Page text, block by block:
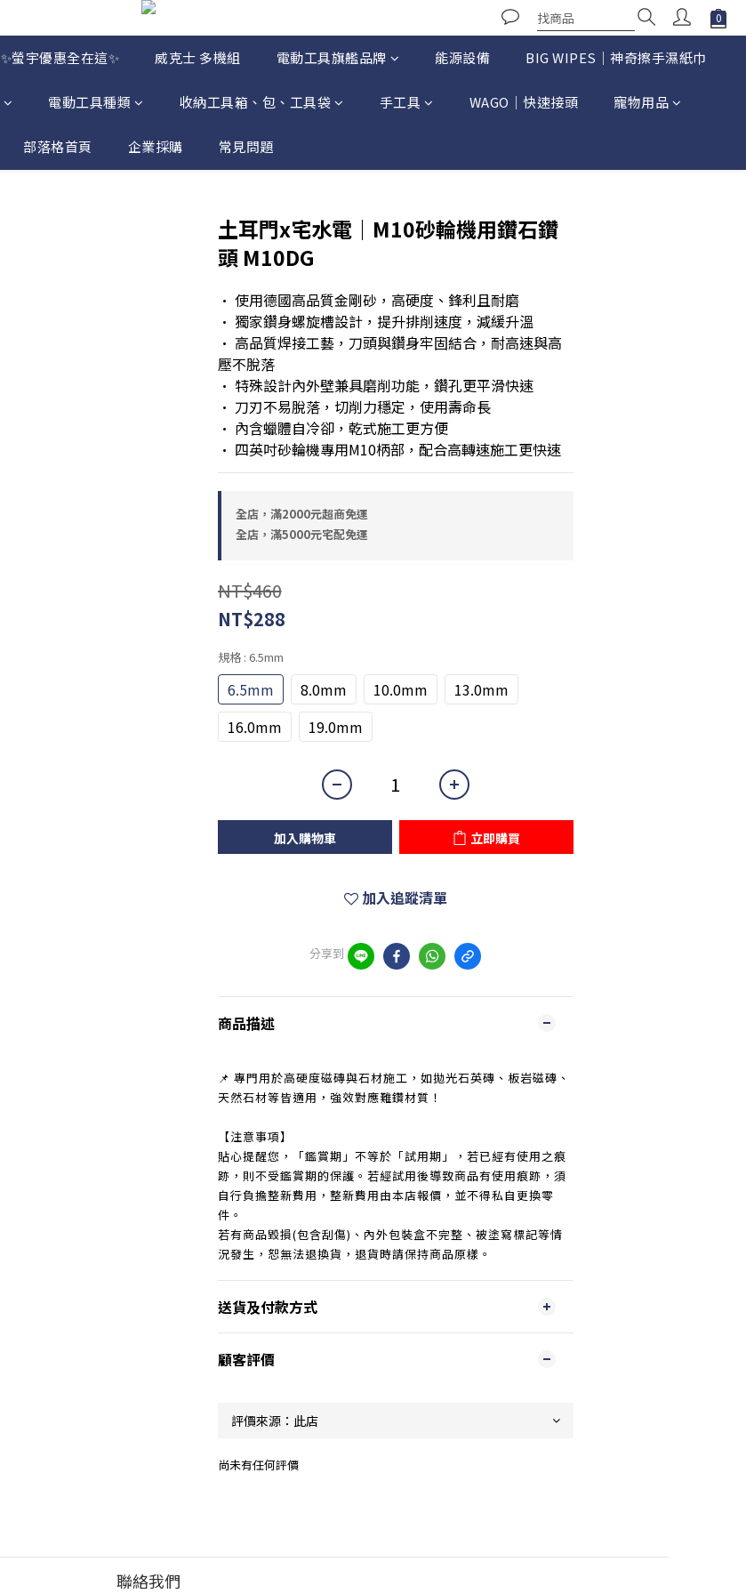
✨螢宇優惠全在這✨ 威克士 多機組 電動工具旗艦品牌 能源設備 BIG WIPES｜神奇擦手濕紙巾
電動工具種類 收納工具箱、包、工具袋 手工具 WAGO｜快速接頭 寵物用品
部落格首頁 企業採購 常見問題
土耳門x宅水電｜M10砂輪機用鑽石鑽
頭 M10DG
• 使用德國高品質金剛砂，高硬度、鋒利且耐磨
• 獨家鑽身螺旋槽設計，提升排削速度，減緩升溫
• 高品質焊接工藝，刀頭與鑽身牢固結合，耐高速與高
壓不脫落
• 特殊設計內外壁兼具磨削功能，鑽孔更平滑快速
• 刀刃不易脫落，切削力穩定，使用壽命長
• 內含蠟體自冷卻，乾式施工更方便
• 四英吋砂輪機專用M10柄部，配合高轉速施工更快速
全店，滿2000元超商免運
全店，滿5000元宅配免運
NT$460
NT$288
規格 : 6.5mm
6.5mm 8.0mm 10.0mm
13.0mm
16.0mm
19.0mm
加入購物車 立即購買
加入追蹤清單
分享到
商品描述
📌 專門用於高硬度磁磚與石材施工，如拋光石英磚、板岩磁磚、
天然石材等皆適用，強效對應難鑽材質！
【注意事項】
貼心提醒您，「鑑賞期」不等於「試用期」，若已經有使用之痕
跡，則不受鑑賞期的保護。若經試用後導致商品有使用痕跡，須
自行負擔整新費用，整新費用由本店報價，並不得私自更換零
件。
若有商品毀損(包含刮傷)、內外包裝盒不完整、被塗寫標記等情
況發生，恕無法退換貨，退貨時請保持商品原樣。
送貨及付款方式
顧客評價
尚未有任何評價
聯絡我們